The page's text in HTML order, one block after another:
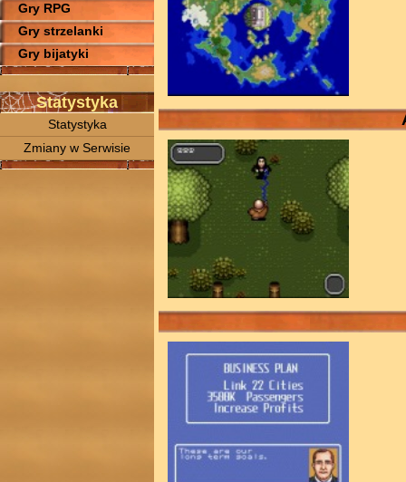
Gry RPG
Gry strzelanki
Gry bijatyki
Statystyka
Statystyka
Zmiany w Serwisie